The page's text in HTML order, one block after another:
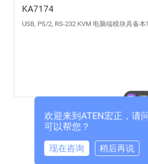
KA7174
USB, PS/2, RS-232 KVM 电脑端模块具备
欢迎来到ATEN宏正，请
可以帮您？
现在咨询 稍后再说